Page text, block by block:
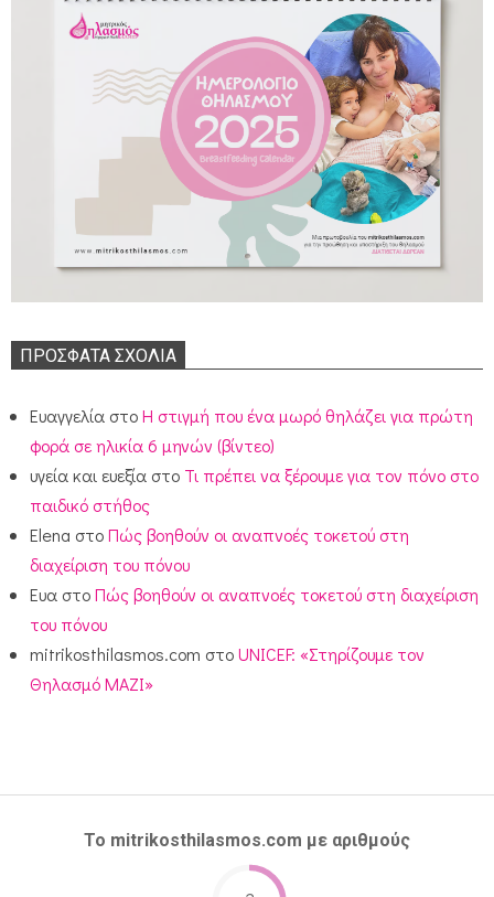
ΠΡΌΣΦΑΤΑ ΣΧΌΛΙΑ
Ευαγγελία στοΗ στιγμή που ένα μωρό θηλάζει για πρώτη
φορά σε ηλικία 6 μηνών (βίντεο)
υγεία και ευεξία στο Τι πρέπει να ξέρουμε για τον πόνο στο
παιδικό στήθος
Elena στοΠώς βοηθούν οι αναπνοές τοκετού στη
διαχείριση του πόνου
Ευα στοΠώς βοηθούν οι αναπνοές τοκετού στη διαχείριση
του πόνου
mitrikosthilasmos.com στοUNICEF: «Στηρίζουμε τον
Θηλασμό ΜΑΖΙ»
Το mitrikosthilasmos.com με αριθμούς